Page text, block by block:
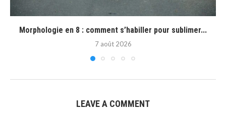
Morphologie en 8 : comment s’habiller pour sublimer...
7 août 2026
LEAVE A COMMENT